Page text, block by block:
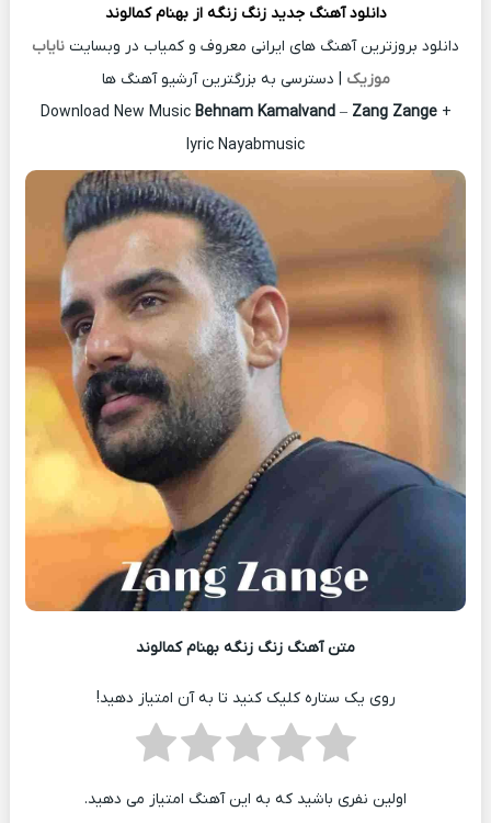
دانلود آهنگ جدید زنگ زنگه ازبهنام کمالوند
دانلود بروزترین آهنگ های ایرانی معروف و کمیاب در وبسایت نایاب
موزیک | دسترسی به بزرگترین آرشیو آهنگ ها
Download New Music Behnam Kamalvand– Zang Zange+
lyric Nayabmusic
متن آهنگ زنگ زنگه بهنام کمالوند
روی یک ستاره کلیک کنید تا به آن امتیاز دهید!
اولین نفری باشید که به این آهنگ امتیاز می دهید.